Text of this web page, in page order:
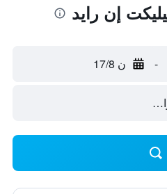
إن رايد
- ن 17/8